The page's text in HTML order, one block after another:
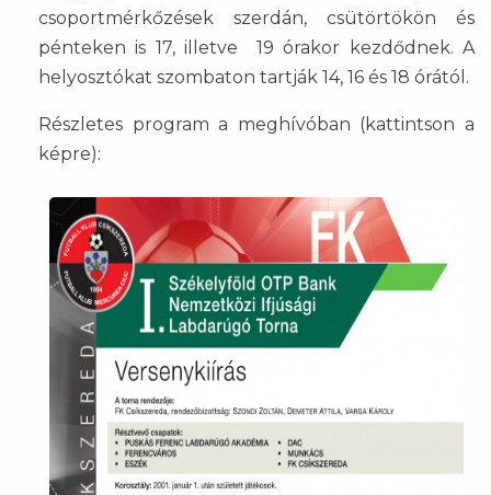
csoportmérkőzések szerdán, csütörtökön és
pénteken is 17, illetve 19 órakor kezdődnek. A
helyosztókat szombaton tartják 14, 16 és 18 órától.
Részletes program a meghívóban (kattintson a
képre):